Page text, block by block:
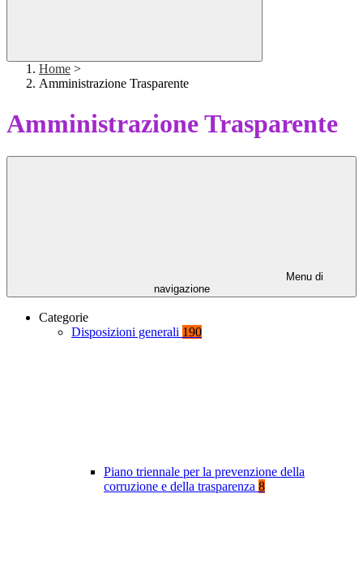
Home >
Amministrazione Trasparente
Amministrazione Trasparente
Menu di
navigazione
Categorie
Disposizioni generali 190
Piano triennale per la prevenzione della
corruzione e della trasparenza 8